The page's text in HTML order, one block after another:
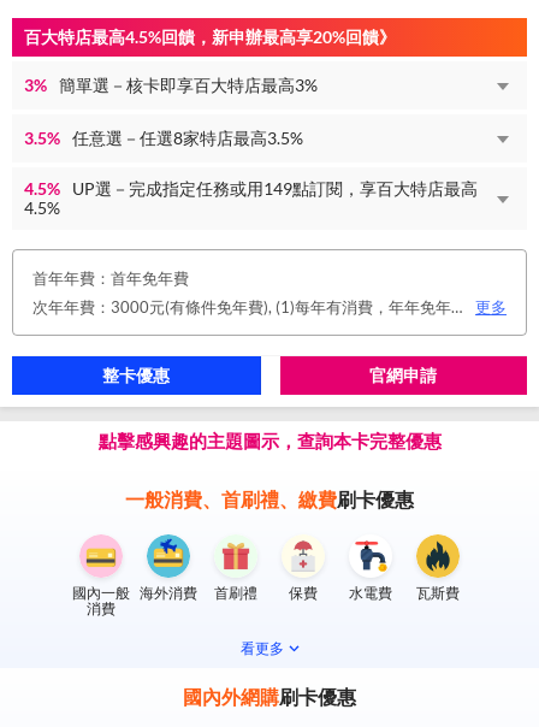
百大特店最高4.5%回饋，新申辦最高享20%回饋》
3% 簡單選－核卡即享百大特店最高3%
3.5% 任意選－任選8家特店最高3.5%
4.5%
UP選－完成指定任務或用149點訂閱，享百大特店最高
4.5%
首年年費：首年免年費
次年年費：3000元(有條件免年費), (1)每年有消費，年年免年費。或(2)同時使用玉山帳戶自動扣繳信用卡款及帳單e化期間享免年費優惠。
更多
整卡優惠 官網申請
點擊感興趣的主題圖示，查詢本卡完整優惠
一般消費、首刷禮、繳費刷卡優惠
國內一般
消費
海外消費 首刷禮 保費 水電費 瓦斯費
看更多
國內外網購刷卡優惠